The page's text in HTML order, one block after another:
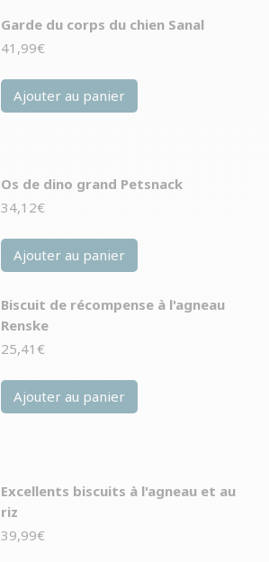
Garde du corps du chien Sanal
41,99€
Ajouter au panier
Os de dino grand Petsnack
34,12€
Ajouter au panier
Biscuit de récompense à l'agneau
Renske
25,41 €
Ajouter au panier
Excellents biscuits à l'agneau et au
riz
39,99€